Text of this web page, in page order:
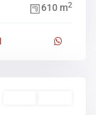
610 m2